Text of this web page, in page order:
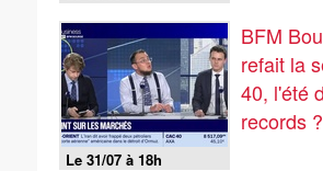
Le 31/07 à 18h
BFM
refait la
40, l'été
records